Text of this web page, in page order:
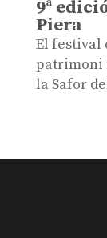
9ª
Piera
El festival
patrimoni
la Safor